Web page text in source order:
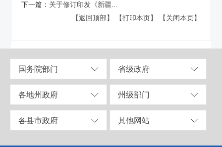
下一篇： 关于修订印发《新疆...
【返回顶部】
【打印本页】 【关闭本页】
国务院部门 省级政府
各地州政府 州级部门
各县市政府 其他网站